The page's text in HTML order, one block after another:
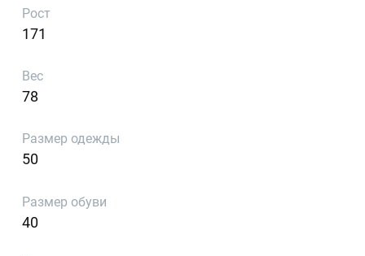
Рост
171
Вес
78
Размер одежды
50
Размер обуви
40